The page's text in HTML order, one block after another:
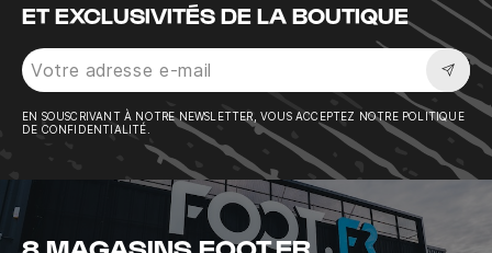
ET EXCLUSIVITÉS DE LA BOUTIQUE
EN SOUSCRIVANT À NOTRE NEWSLETTER, VOUS ACCEPTEZ NOTRE POLITIQUE
DE CONFIDENTIALITÉ.